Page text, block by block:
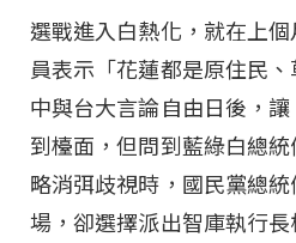
選戰進入白熱化，就在上
員表示「花蓮都是原住民
中與台大言論自由日後，
到檯面，但問到藍綠白總
略消弭歧視時，國民黨總
場，卻選擇派出智庫執行